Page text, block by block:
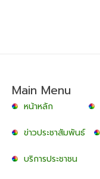
Main Menu
หน้าหลัก
ข่าวประชาสัมพันธ์
บริการประชาชน